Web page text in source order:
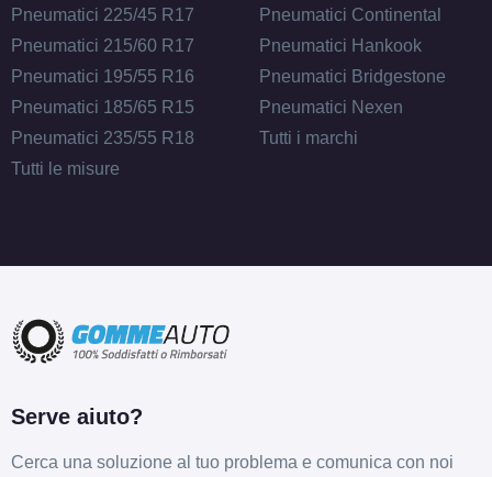
Pneumatici 225/45 R17
Pneumatici 215/60 R17
Pneumatici 195/55 R16
Pneumatici 185/65 R15
Pneumatici 235/55 R18
Tutti le misure
Pneumatici Continental
Pneumatici Hankook
Pneumatici Bridgestone
Pneumatici Nexen
Tutti i marchi
Serve aiuto?
Cerca una soluzione al tuo problema e comunica con noi